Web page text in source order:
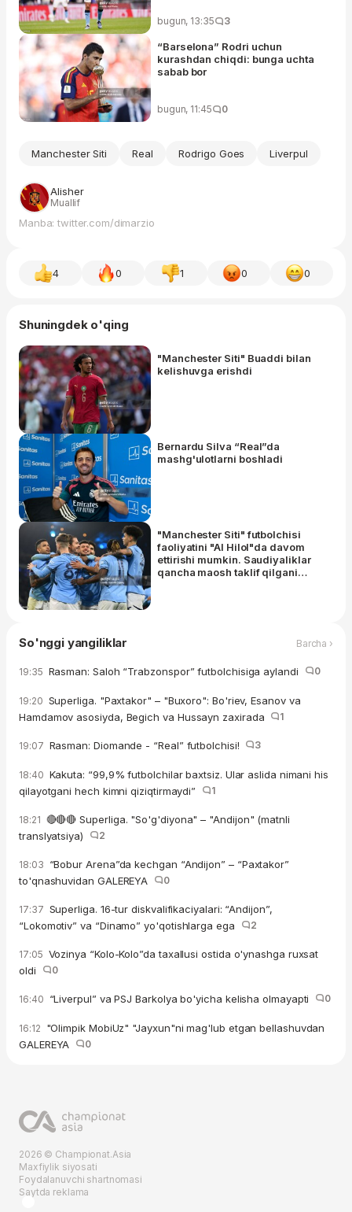
bugun, 13:35 3
“Barselona” Rodri uchun
kurashdan chiqdi: bunga uchta
sabab bor
bugun, 11:45 0
Manchester Siti Real Rodrigo Goes Liverpul
Alisher
Muallif
Manba: twitter.com/dimarzio
4 0 1 0 0
Shuningdek o'qing
"Manchester Siti" Buaddi bilan
kelishuvga erishdi
Bernardu Silva “Real”da
mashg'ulotlarni boshladi
"Manchester Siti" futbolchisi
faoliyatini "Al Hilol"da davom
ettirishi mumkin. Saudiyaliklar
qancha maosh taklif qilgani
So'nggi yangiliklar Barcha ›
19:35 Rasman: Saloh “Trabzonspor” futbolchisiga aylandi 0
19:20 Superliga. "Paxtakor" – "Buxoro": Bo'riev, Esanov va
Hamdamov asosiyda, Begich va Hussayn zaxirada
1
19:07 Rasman: Diomande - “Real” futbolchisi! 3
18:40 Kakuta: “99,9% futbolchilar baxtsiz. Ular aslida nimani his
qilayotgani hech kimni qiziqtirmaydi”
1
18:21 🔴🔴🔴 Superliga. "So'g'diyona" – "Andijon" (matnli
translyatsiya)
2
18:03 “Bobur Arena”da kechgan “Andijon” – “Paxtakor”
to'qnashuvidan GALEREYA
0
17:37 Superliga. 16-tur diskvalifikaciyalari: “Andijon”,
“Lokomotiv” va “Dinamo” yo'qotishlarga ega
2
17:05 Vozinya “Kolo-Kolo”da taxallusi ostida o'ynashga ruxsat
oldi
0
16:40 “Liverpul” va PSJ Barkolya bo'yicha kelisha olmayapti 0
16:12 "Olimpik MobiUz" "Jayxun"ni mag'lub etgan bellashuvdan
GALEREYA
0
2026 © Championat.Asia
Maxfiylik siyosati
Foydalanuvchi shartnomasi
Saytda reklama